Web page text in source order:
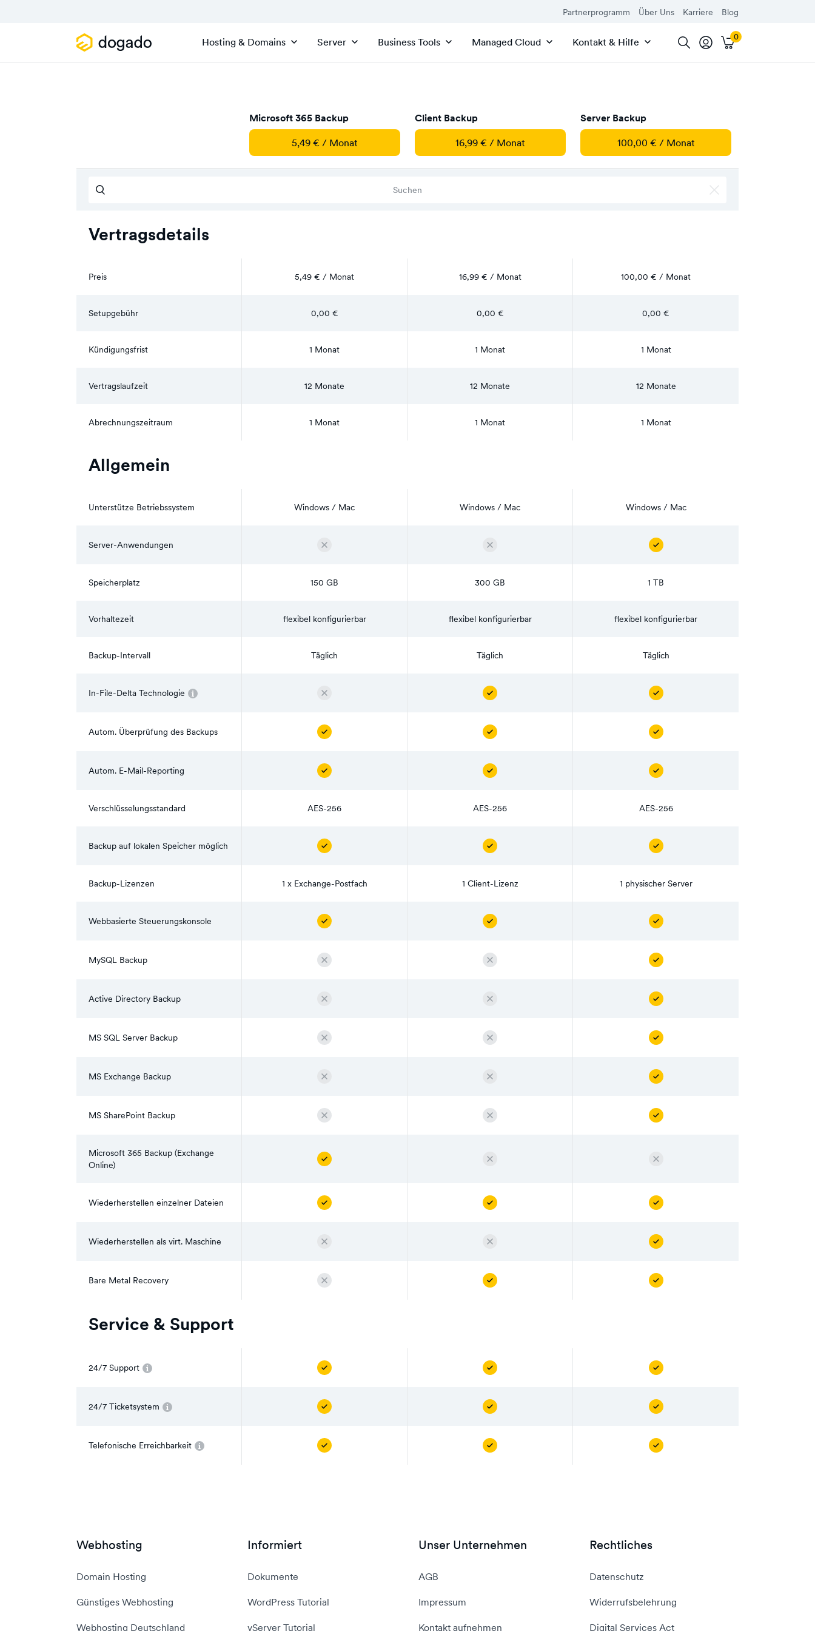
Partnerprogramm Über Uns Karriere Blog
Hosting & Domains Server Business Tools Managed Cloud Kontakt & Hilfe
Microsoft 365 Backup
5,49 € / Monat
Client Backup
16,99 € / Monat
Server Backup
100,00 € / Monat
Vertragsdetails
Preis 5,49 € / Monat 16,99 € / Monat 100,00 € / Monat
Setupgebühr 0,00 € 0,00 € 0,00 €
Kündigungsfrist 1 Monat 1 Monat 1 Monat
Vertragslaufzeit 12 Monate 12 Monate 12 Monate
Abrechnungszeitraum 1 Monat 1 Monat 1 Monat
Allgemein
Unterstütze Betriebssystem Windows / Mac Windows / Mac Windows / Mac
Server-Anwendungen
Speicherplatz 150 GB 300 GB 1 TB
Vorhaltezeit flexibel konfigurierbar flexibel konfigurierbar flexibel konfigurierbar
Backup-Intervall Täglich Täglich Täglich
In-File-Delta Technologie
Autom. Überprüfung des Backups
Autom. E-Mail-Reporting
Verschlüsselungsstandard AES-256 AES-256 AES-256
Backup auf lokalen Speicher möglich
Backup-Lizenzen 1 x Exchange-Postfach 1 Client-Lizenz 1 physischer Server
Webbasierte Steuerungskonsole
MySQL Backup
Active Directory Backup
MS SQL Server Backup
MS Exchange Backup
MS SharePoint Backup
Microsoft 365 Backup (Exchange
Online)
Wiederherstellen einzelner Dateien
Wiederherstellen als virt. Maschine
Bare Metal Recovery
Service & Support
24/7 Support
24/7 Ticketsystem
Telefonische Erreichbarkeit
Webhosting
Domain Hosting
Günstiges Webhosting
Webhosting Deutschland
Informiert
Dokumente
WordPress Tutorial
vServer Tutorial
Unser Unternehmen
AGB
Impressum
Kontakt aufnehmen
Rechtliches
Datenschutz
Widerrufsbelehrung
Digital Services Act